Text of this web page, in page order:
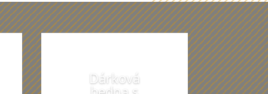
Dárková